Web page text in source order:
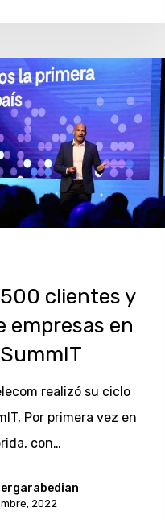
clientes y
empresas en
realizó su ciclo
Por primera vez en
con…
2022